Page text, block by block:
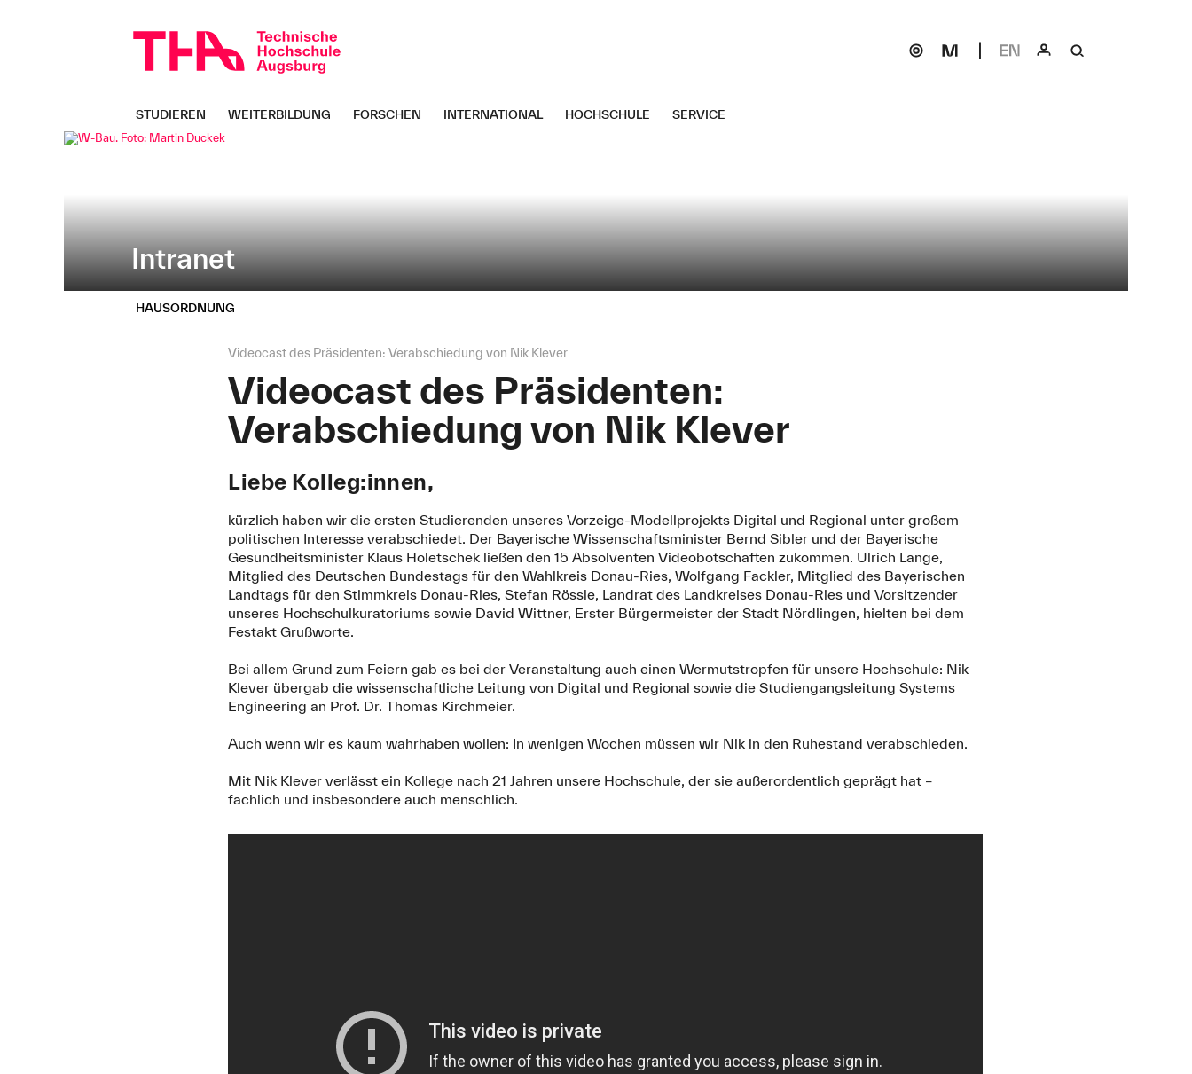
überspringen
Intranet
STUDIEREN WEITERBILDUNG FORSCHEN INTERNATIONAL HOCHSCHULE SERVICE
HAUSORDNUNG
Seitenpfad:
Videocast des Präsidenten: Verabschiedung von Nik Klever
Videocast des Präsidenten:
Verabschiedung von Nik Klever
Liebe Kolleg:innen,
kürzlich haben wir die ersten Studierenden unseres Vorzeige-Modellprojekts Digital und Regional unter großem
politischen Interesse verabschiedet. Der Bayerische Wissenschaftsminister Bernd Sibler und der Bayerische
Gesundheitsminister Klaus Holetschek ließen den 15 Absolventen Videobotschaften zukommen. Ulrich Lange,
Mitglied des Deutschen Bundestags für den Wahlkreis Donau-Ries, Wolfgang Fackler, Mitglied des Bayerischen
Landtags für den Stimmkreis Donau-Ries, Stefan Rössle, Landrat des Landkreises Donau-Ries und Vorsitzender
unseres Hochschulkuratoriums sowie David Wittner, Erster Bürgermeister der Stadt Nördlingen, hielten bei dem
Festakt Grußworte.
Bei allem Grund zum Feiern gab es bei der Veranstaltung auch einen Wermutstropfen für unsere Hochschule: Nik
Klever übergab die wissenschaftliche Leitung von Digital und Regional sowie die Studiengangsleitung Systems
Engineering an Prof. Dr. Thomas Kirchmeier.
Auch wenn wir es kaum wahrhaben wollen: In wenigen Wochen müssen wir Nik in den Ruhestand verabschieden.
Mit Nik Klever verlässt ein Kollege nach 21 Jahren unsere Hochschule, der sie außerordentlich geprägt hat –
fachlich und insbesondere auch menschlich.